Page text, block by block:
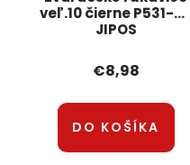
veľ.10 čierne P531-58
JIPOS
€8,98
DO KOŠÍKA